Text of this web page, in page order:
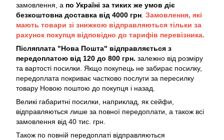
замовлення, а по Україні за тиких же умов діє
безкоштовна доставка від 4000 грн Замовлення, які
мають товари зі знижкою відправляються тільки за
рахунок покупця відповідно до тарифів перевізника.
Післяплата "Нова Пошта" відправляється з
передоплатою від 120 до 800 грн. залежно від розміру
та вартості посилки. Якщо покупець не забирає посилку,
передоплата покриває частково послуги за пересилку
товару Новою поштою до покупця і назад.
Великі габаритні посилки, наприклад, як сейфи,
відправляються лише за повної передоплати, а також всі
замовлення від 40 тис. грн.
Також по повній передоплаті відправляються